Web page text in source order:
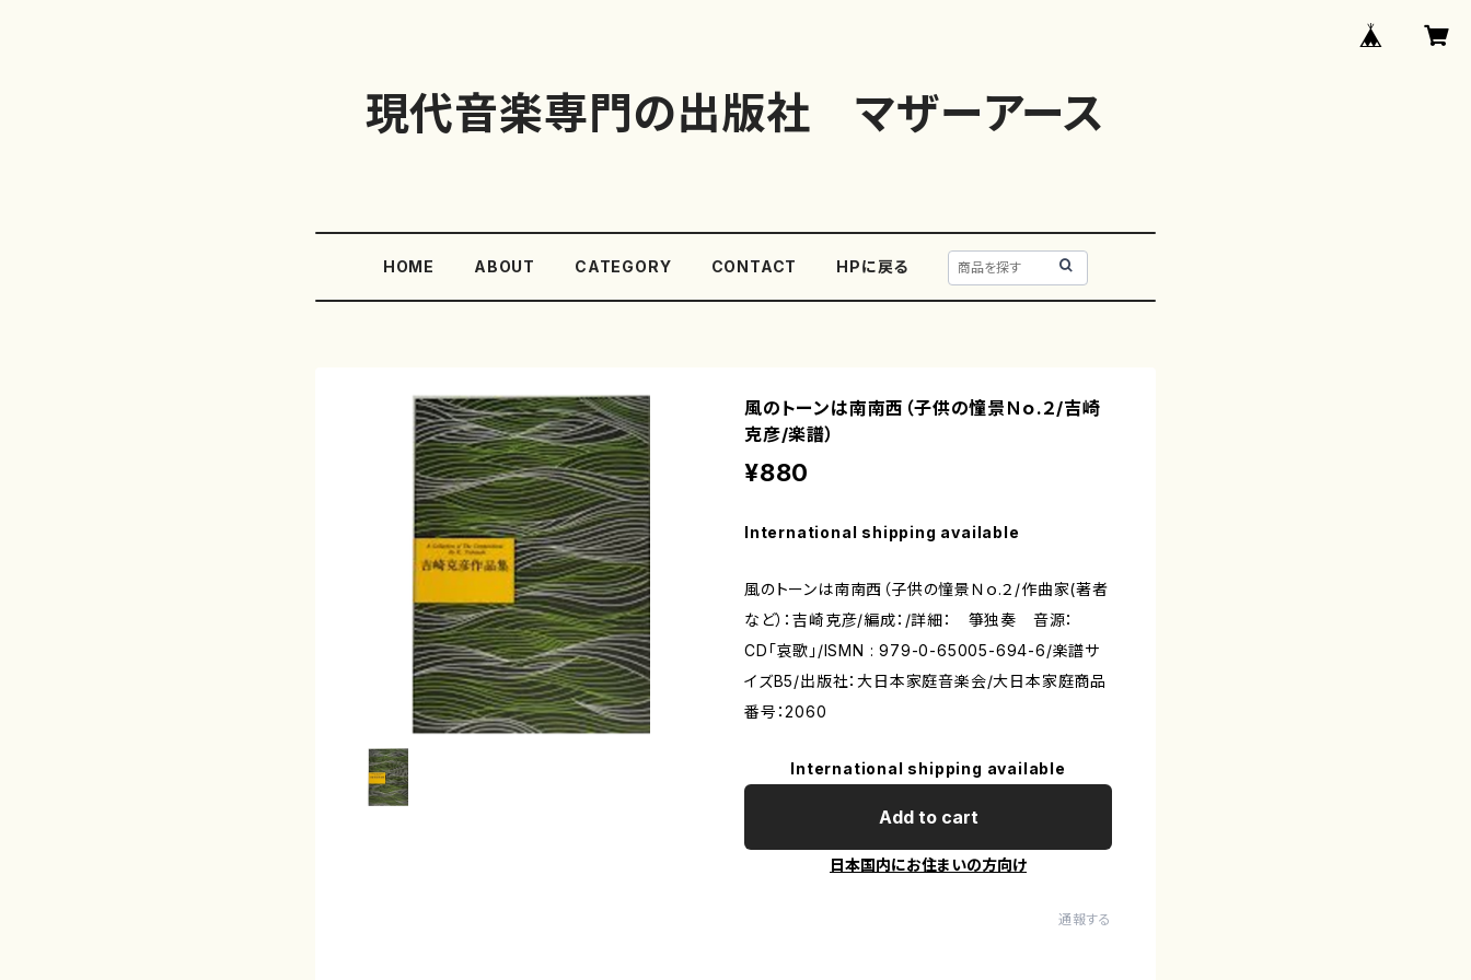
現代音楽専門の出版社 マザーアース
HOME ABOUT CATEGORY CONTACT HPに戻る
風のトーンは南南西（子供の憧景Ｎｏ.２/吉崎
克彦/楽譜）
¥880
International shipping available
風のトーンは南南西（子供の憧景Ｎｏ.２/作曲家(著者
など）：吉崎克彦/編成：/詳細： 箏独奏 音源：
CD「哀歌」/ISMN : 979-0-65005-694-6/楽譜サ
イズB5/出版社：大日本家庭音楽会/大日本家庭商品
番号：2060
International shipping available
Add to cart
日本国内にお住まいの方向け
通報する